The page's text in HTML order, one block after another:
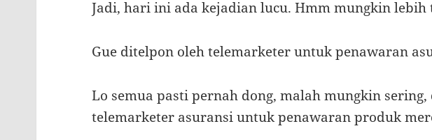
Jadi, hari ini ada kejadian lucu. Hmm mungkin
Gue ditelpon oleh telemarketer untuk penawaran
Lo semua pasti pernah dong, malah mungkin
telemarketer asuransi untuk penawaran produk